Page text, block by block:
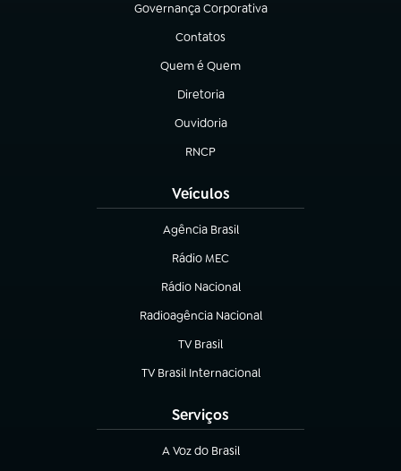
Governança Corporativa
(abre em nova aba)
Contatos
(abre em nova aba)
Quem é Quem
(abre em nova aba)
Diretoria
(abre em nova aba)
Ouvidoria
(abre em nova aba)
RNCP
(abre em nova aba)
Veículos
Agência Brasil
(abre em nova aba)
Rádio MEC
(abre em nova aba)
Rádio Nacional
Radioagência Nacional
(abre em nova aba)
TV Brasil
(abre em nova aba)
TV Brasil Internacional
(abre em nova aba)
Serviços
A Voz do Brasil
(abre em nova aba)